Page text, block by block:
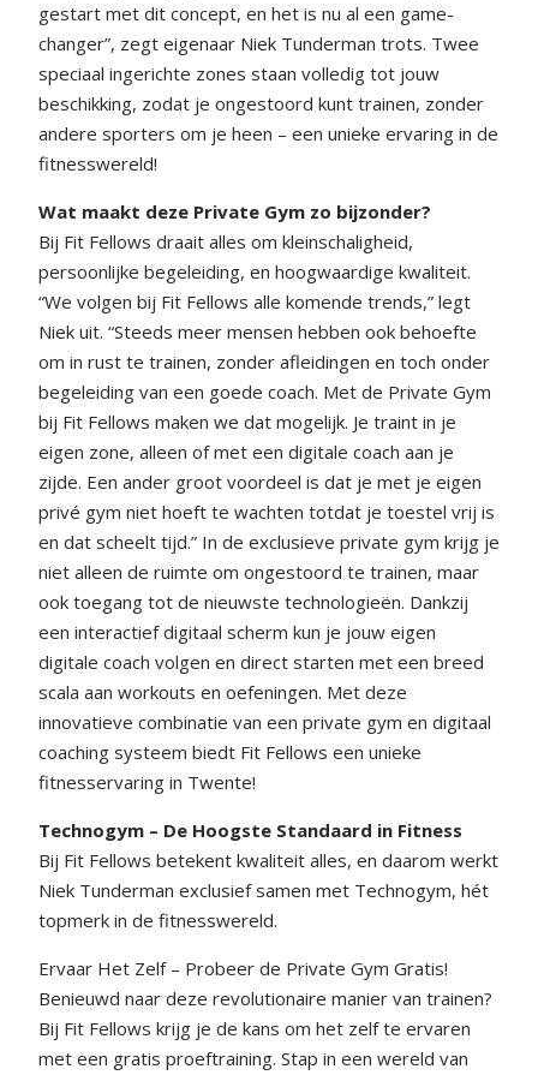
gestart met dit concept, en het is nu al een game-
changer”, zegt eigenaar Niek Tunderman trots. Twee
speciaal ingerichte zones staan volledig tot jouw
beschikking, zodat je ongestoord kunt trainen, zonder
andere sporters om je heen – een unieke ervaring in de
fitnesswereld!
Wat maakt deze Private Gym zo bijzonder?
Bij Fit Fellows draait alles om kleinschaligheid,
persoonlijke begeleiding, en hoogwaardige kwaliteit.
“We volgen bij Fit Fellows alle komende trends,” legt
Niek uit. “Steeds meer mensen hebben ook behoefte
om in rust te trainen, zonder afleidingen en toch onder
begeleiding van een goede coach. Met de Private Gym
bij Fit Fellows maken we dat mogelijk. Je traint in je
eigen zone, alleen of met een digitale coach aan je
zijde. Een ander groot voordeel is dat je met je eigen
privé gym niet hoeft te wachten totdat je toestel vrij is
en dat scheelt tijd.” In de exclusieve private gym krijg je
niet alleen de ruimte om ongestoord te trainen, maar
ook toegang tot de nieuwste technologieën. Dankzij
een interactief digitaal scherm kun je jouw eigen
digitale coach volgen en direct starten met een breed
scala aan workouts en oefeningen. Met deze
innovatieve combinatie van een private gym en digitaal
coaching systeem biedt Fit Fellows een unieke
fitnesservaring in Twente!
Technogym – De Hoogste Standaard in Fitness
Bij Fit Fellows betekent kwaliteit alles, en daarom werkt
Niek Tunderman exclusief samen met Technogym, hét
topmerk in de fitnesswereld.
Ervaar Het Zelf – Probeer de Private Gym Gratis!
Benieuwd naar deze revolutionaire manier van trainen?
Bij Fit Fellows krijg je de kans om het zelf te ervaren
met een gratis proeftraining. Stap in een wereld van